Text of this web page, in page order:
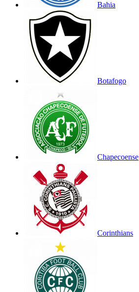
Bahia
Botafogo
Chapecoense
Corinthians